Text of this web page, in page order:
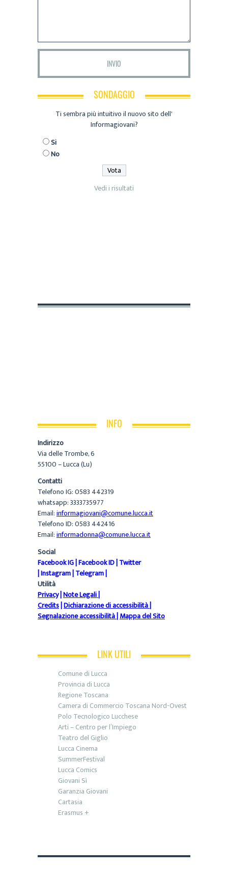
SONDAGGIO
Ti sembra più intuitivo il nuovo sito dell'
Informagiovani?
Si
No
Vedi i risultati
INFO
Indirizzo
Via delle Trombe, 6
55100 – Lucca (Lu)
Contatti
Telefono IG: 0583 442319
whatsapp: 3333735977
Email:informagiovani@comune.lucca.it
Telefono ID: 0583 442416
Email:informadonna@comune.lucca.it
Social
Facebook IG|Facebook ID|Twitter
|Instagram|Telegram|
Utilità
Privacy|Note Legali|
Credits|Dichiarazione di accessibilità|
Segnalazione accessibilità|Mappa del Sito
LINK UTILI
Comune di Lucca
Provincia di Lucca
Regione Toscana
Camera di Commercio Toscana Nord-Ovest
Polo Tecnologico Lucchese
Arti – Centro per l’Impiego
Teatro del Giglio
Lucca Cinema
SummerFestival
Lucca Comics
Giovani Sì
Garanzia Giovani
Cartasia
Erasmus +